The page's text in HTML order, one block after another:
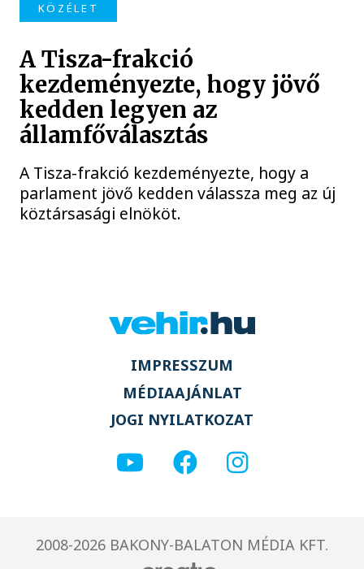
KÖZÉLET
A Tisza-frakció
kezdeményezte, hogy jövő
kedden legyen az
államfőválasztás
A Tisza-frakció kezdeményezte, hogy a
parlament jövő kedden válassza meg az új
köztársasági elnököt.
IMPRESSZUM
MÉDIAAJÁNLAT
JOGI NYILATKOZAT
2008-2026 BAKONY-BALATON MÉDIA KFT.